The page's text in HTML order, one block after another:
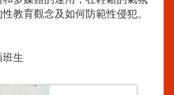
教育觀念及如何防範性侵犯。
生